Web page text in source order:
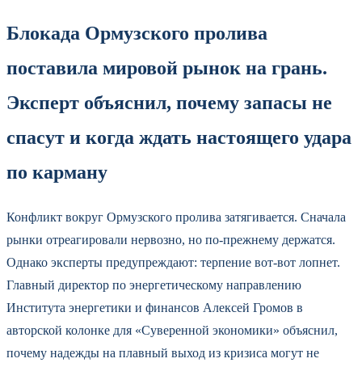
Блокада Ормузского пролива
поставила мировой рынок на грань.
Эксперт объяснил, почему запасы не
спасут и когда ждать настоящего удара
по карману
Конфликт вокруг Ормузского пролива затягивается. Сначала
рынки отреагировали нервозно, но по-прежнему держатся.
Однако эксперты предупреждают: терпение вот-вот лопнет.
Главный директор по энергетическому направлению
Института энергетики и финансов Алексей Громов в
авторской колонке для «Суверенной экономики» объяснил,
почему надежды на плавный выход из кризиса могут не